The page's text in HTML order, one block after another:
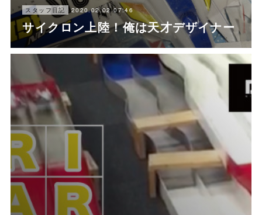
スタッフ日記 2020.02.02 07:46
サイクロン上陸！俺は天才デザイナー